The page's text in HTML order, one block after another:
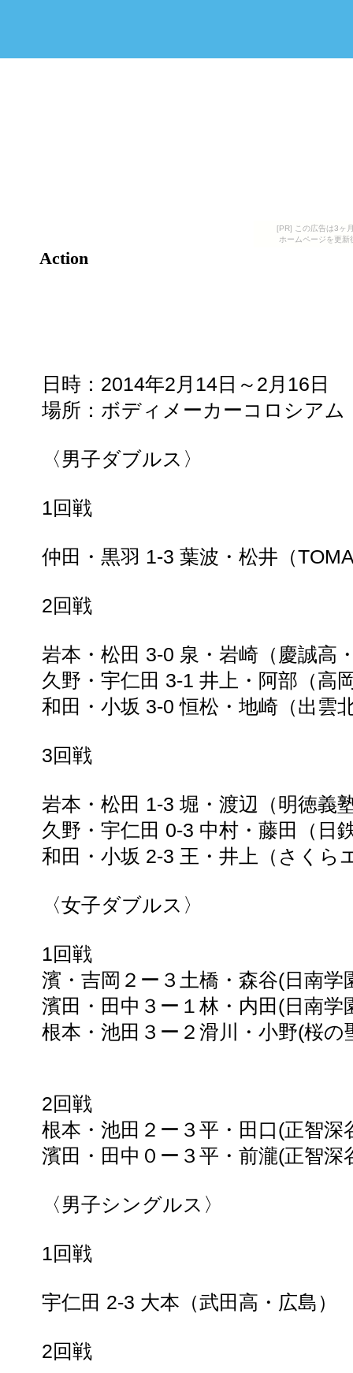
[PR] この広告は3ヶ
ホームページを更
Action
日時：2014年2月14日～2月16日
場所：ボディメーカーコロシアム
〈男子ダブルス〉
1回戦
仲田・黒羽 1-3 葉波・松井（
2回戦
岩本・松田 3-0 泉・岩崎（慶誠高
久野・宇仁田 3-1 井上・阿部（高
和田・小坂 3-0 恒松・地崎（出雲
3回戦
岩本・松田 1-3 堀・渡辺（明徳義
久野・宇仁田 0-3 中村・藤田（日
和田・小坂 2-3 王・井上（さくら
〈女子ダブルス〉
1回戦
濱・吉岡２ー３土橋・森谷(日南学
濱田・田中３ー１林・内田(日南学
根本・池田３ー２滑川・小野(桜の
2回戦
根本・池田２ー３平・田口(正智深
濱田・田中０ー３平・前瀧(正智深
〈男子シングルス〉
1回戦
宇仁田 2-3 大本（武田高・広島）
2回戦